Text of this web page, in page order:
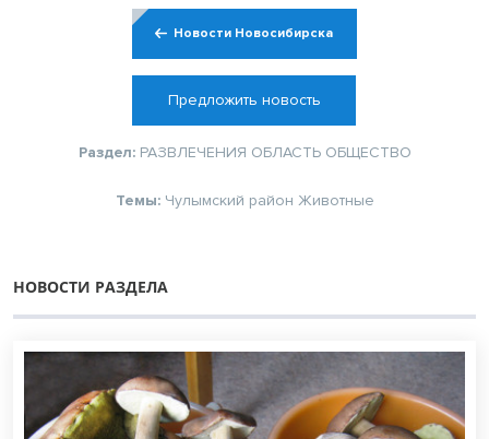
Новости Новосибирска
Предложить новость
Раздел: РАЗВЛЕЧЕНИЯ ОБЛАСТЬ ОБЩЕСТВО
Темы: Чулымский район Животные
НОВОСТИ РАЗДЕЛА